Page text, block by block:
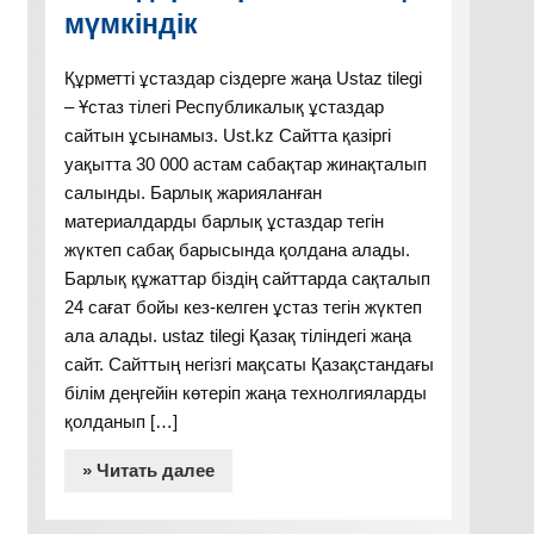
мүмкіндік
Құрметті ұстаздар сіздерге жаңа Ustaz tilegi
– Ұстаз тілегі Республикалық ұстаздар
сайтын ұсынамыз. Ust.kz Сайтта қазіргі
уақытта 30 000 астам сабақтар жинақталып
салынды. Барлық жарияланған
материалдарды барлық ұстаздар тегін
жүктеп сабақ барысында қолдана алады.
Барлық құжаттар біздің сайттарда сақталып
24 сағат бойы кез-келген ұстаз тегін жүктеп
ала алады. ustaz tilegi Қазақ тіліндегі жаңа
сайт. Сайттың негізгі мақсаты Қазақстандағы
білім деңгейін көтеріп жаңа технолгияларды
қолданып […]
» Читать далее